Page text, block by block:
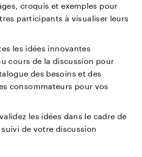
croquis et exemples pour
participants à visualiser leurs
les idées innovantes
cours de la discussion pour
des besoins et des
consommateurs pour vos
les idées dans le cadre de
suivi de votre discussion